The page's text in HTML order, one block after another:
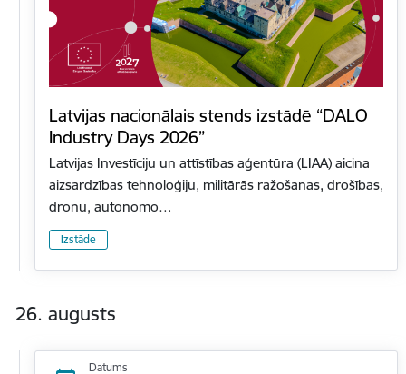
Latvijas nacionālais stends izstādē “DALO
Industry Days 2026”
Latvijas Investīciju un attīstības aģentūra (LIAA) aicina
aizsardzības tehnoloģiju, militārās ražošanas, drošības,
dronu, autonomo…
Izstāde
26. augusts
Datums